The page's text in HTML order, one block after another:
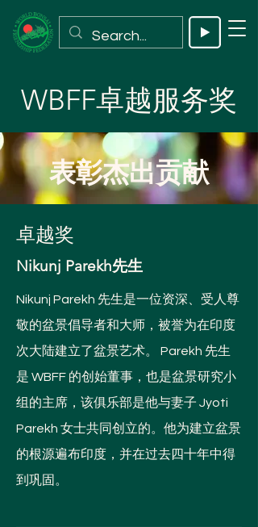
WBFF卓越服务奖
表彰杰出贡献
卓越奖
Nikunj Parekh先生
Nikunj Parekh 先生是一位资深、受人尊
敬的盆景倡导者和大师，被誉为在印度
次大陆建立了盆景艺术。 Parekh 先生
是 WBFF 的创始董事，也是盆景研究小
组的主席，该俱乐部是他与妻子 Jyoti
Parekh 女士共同创立的。他为建立盆景
的根源遍布印度，并在过去四十年中得
到巩固。